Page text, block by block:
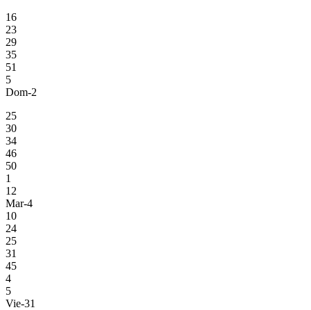
16
23
29
35
51
5
Dom-2
25
30
34
46
50
1
12
Mar-4
10
24
25
31
45
4
5
Vie-31